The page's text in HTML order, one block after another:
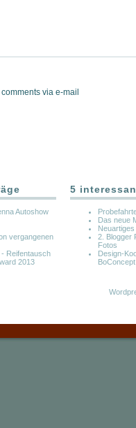
via e-mail
Autoshow
vergangenen
Reifentausch
2013
5
Das neue
2. Blogger
Fotos
Design-
BoConcept